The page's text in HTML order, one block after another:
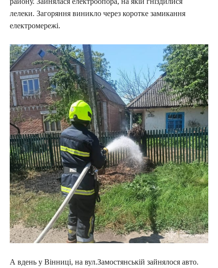
лелеки. Загоряння виникло через коротке замикання
електромережі.
А вдень у Вінниці, на вул.Замостянській зайнялося авто.